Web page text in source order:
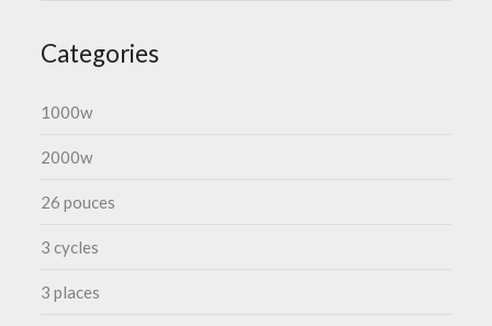
Categories
1000w
2000w
26 pouces
3 cycles
3 places